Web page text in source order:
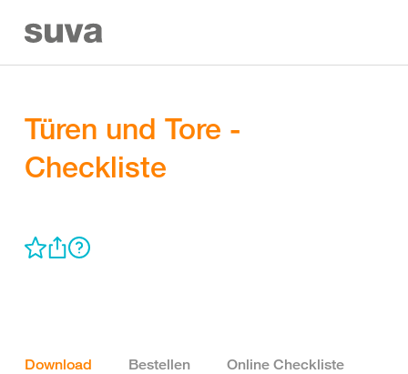
Türen und Tore -
Checkliste
Download Bestellen Online Checkliste